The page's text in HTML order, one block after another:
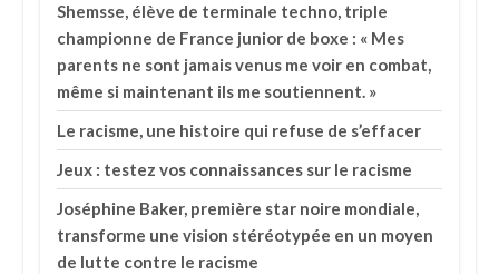
Shemsse, élève de terminale techno, triple
championne de France junior de boxe : « Mes
parents ne sont jamais venus me voir en combat,
même si maintenant ils me soutiennent. »
Le racisme, une histoire qui refuse de s’effacer
Jeux : testez vos connaissances sur le racisme
Joséphine Baker, première star noire mondiale,
transforme une vision stéréotypée en un moyen
de lutte contre le racisme